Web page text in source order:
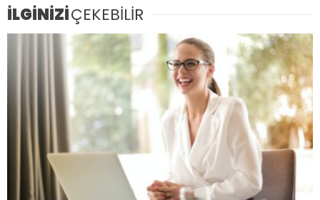
İLGİNİZİÇEKEBİLİR